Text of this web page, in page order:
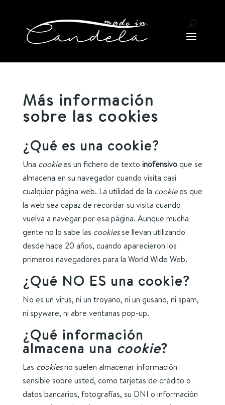
Más información
sobre las cookies
¿Qué es una cookie?
Una cookiees un fichero de texto inofensivoque se
almacena en su navegador cuando visita casi
cualquier página web. La utilidad de la cookiees que
la web sea capaz de recordar su visita cuando
vuelva a navegar por esa página. Aunque mucha
gente no lo sabe las cookiesse llevan utilizando
desde hace 20 años, cuando aparecieron los
primeros navegadores para la World Wide Web.
¿Qué NO ES una cookie?
No es un virus, ni un troyano, ni un gusano, ni spam,
ni spyware, ni abre ventanas pop-up.
¿Qué información
almacena una cookie?
Las cookiesno suelen almacenar información
sensible sobre usted, como tarjetas de crédito o
datos bancarios, fotografías, su DNI o información